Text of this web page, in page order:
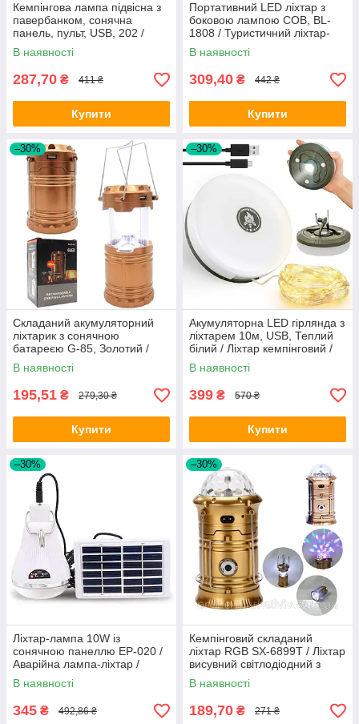
Кемпінгова лампа підвісна з
павербанком, сонячна
панель, пульт, USB, 202 /
Акумуляторний ліхтар
світильник
В наявності
287,70 ₴ 411 ₴
Купити
Портативний LED ліхтар з
боковою лампою COB, BL-
1808 / Туристичний ліхтар-
прожектор
В наявності
309,40 ₴ 442 ₴
Купити
–30%
Складаний акумуляторний
ліхтарик з сонячною
батареєю G-85, Золотий /
Туристична світлодіодна
лампа
В наявності
195,51 ₴ 279,30 ₴
Купити
–30%
Акумуляторна LED гірлянда з
ліхтарем 10м, USB, Теплий
білий / Ліхтар кемпінговий /
Світлодіодна гірлянда
В наявності
399 ₴ 570 ₴
Купити
–30%
Ліхтар-лампа 10W із
сонячною панеллю EP-020 /
Аварійна лампа-ліхтар /
Акумуляторний світильник
для кемпінгу
В наявності
345 ₴ 492,86 ₴
–30%
Кемпінговий складаний
ліхтар RGB SX-6899T / Ліхтар
висувний світлодіодний з
диско-лампою і USB Жовтий
В наявності
189,70 ₴ 271 ₴